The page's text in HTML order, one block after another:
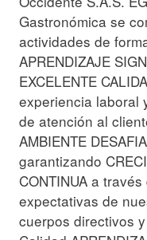
Gastronómica se
actividades de
APRENDIZAJE
EXCELENTE
experiencia laboral
de atención al
AMBIENTE
garantizando
CONTINUA a
expectativas de
cuerpos directivos